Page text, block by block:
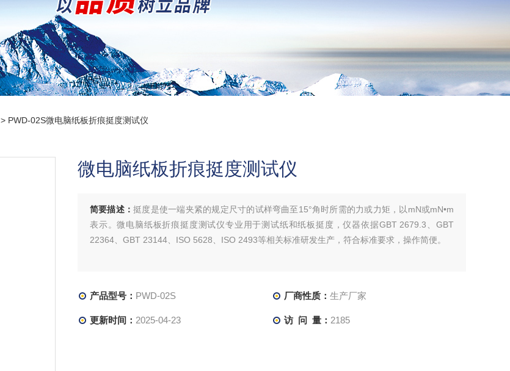
> PWD-02S微电脑纸板折痕挺度测试仪
微电脑纸板折痕挺度测试仪
简要描述：挺度是使一端夹紧的规定尺寸的试样弯曲至15°角时所需的力或力矩，以mN或mN•m
表示。微电脑纸板折痕挺度测试仪专业用于测试纸和纸板挺度，仪器依据GBT 2679.3、GBT
22364、GBT 23144、ISO 5628、ISO 2493等相关标准研发生产，符合标准要求，操作简便。
产品型号： PWD-02S 厂商性质： 生产厂家
更新时间： 2025-04-23 访 问 量： 2185